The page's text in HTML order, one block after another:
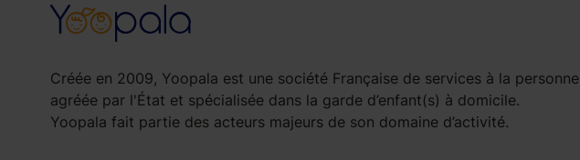
Créée en 2009, Yoopala est une société Française de services à la personne
agréée par l'État et spécialisée dans la garde d’enfant(s) à domicile.
Yoopala fait partie des acteurs majeurs de son domaine d’activité.